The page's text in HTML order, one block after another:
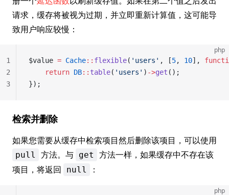
请求，缓存将被视为过期，并立即重新计算值，这可能导
致用户响应较慢：
php
$value = Cache:: flexible( 'users' , [5, 10],
    return
DB:: table( 'users' ) ->get ();
});
1
2
3
检索并删除
如果您需要从缓存中检索项目然后删除该项目，可以使用
pull 方法。与 get
方法一样，如果缓存中不存在该
项目，将返回
null ：
php